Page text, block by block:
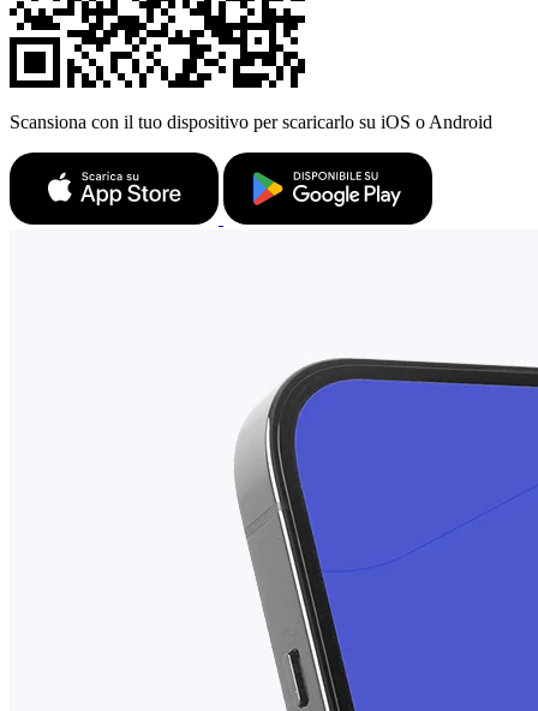
Scansiona con il tuo dispositivo per scaricarlo su iOS o Android